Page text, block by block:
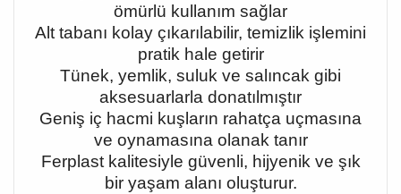
ömürlü kullanım sağlar
Alt tabanı kolay çıkarılabilir, temizlik işlemini
pratik hale getirir
Tünek, yemlik, suluk ve salıncak gibi
aksesuarlarla donatılmıştır
Geniş iç hacmi kuşların rahatça uçmasına
ve oynamasına olanak tanır
Ferplast kalitesiyle güvenli, hijyenik ve şık
bir yaşam alanı oluşturur.